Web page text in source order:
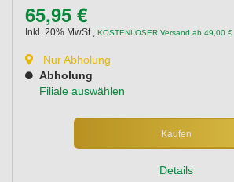
65,95 €
Inkl. 20% MwSt., KOSTENLOSER Versand ab 49,00 €
Nur Abholung
Abholung
Filiale auswählen
Kaufen
Details